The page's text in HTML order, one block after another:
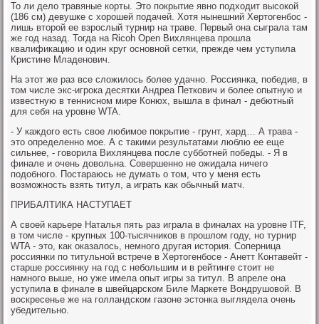
То ли дело травяные корты. Это покрытие явно подходит высокой
(186 см) девушке с хорошей подачей. Хотя нынешний Хертогенбос -
лишь второй ее взрослый турнир на траве. Первый она сыграла там
же год назад. Тогда на Ricoh Open Вихлянцева прошла
квалификацию и один круг основной сетки, прежде чем уступила
Кристине Младенович.
На этот же раз все сложилось более удачно. Россиянка, победив, в
том числе экс-игрока десятки Андреа Петкович и более опытную и
известную в теннисном мире Конюх, вышла в финал - дебютный
для себя на уровне WTA.
- У каждого есть свое любимое покрытие - грунт, хард… А трава -
это определенно мое. А с такими результатами люблю ее еще
сильнее, - говорила Вихлянцева после субботней победы. - Я в
финале и очень довольна. Совершенно не ожидала ничего
подобного. Постараюсь не думать о том, что у меня есть
возможность взять титул, а играть как обычный матч.
ПРИБАЛТИКА НАСТУПАЕТ
А своей карьере Наталья пять раз играла в финалах на уровне ITF,
в том числе - крупных 100-тысячников в прошлом году, но турнир
WTA - это, как оказалось, немного другая история. Соперница
россиянки по титульной встрече в Хертогенбосе - Анетт Контавейт -
старше россиянку на год с небольшим и в рейтинге стоит не
намного выше, но уже имела опыт игры за титул. В апреле она
уступила в финале в швейцарском Биле Маркете Вондрушовой. В
воскресенье же на голландском газоне эстонка выглядела очень
убедительно.